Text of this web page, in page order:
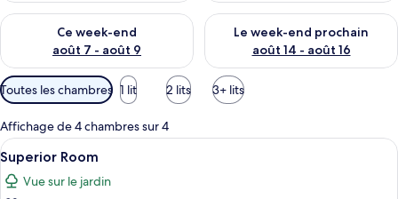
Ce week-end
août 7 - août 9
Vérifier la disponibilité pour ce week-end août 7 - août 9
Le week-end prochain
août 14 - août 16
Vérifier la disponibilité pour
Filtres
disponibles
pour
les
chambres
Toutes les chambres 1 lit 2 lits 3+ lits
Affichage de 4 chambres sur 4
Afficher
toutes
les
Un lit bien fait, avec du linge de lit
1
Superior Room
Vue sur le jardin